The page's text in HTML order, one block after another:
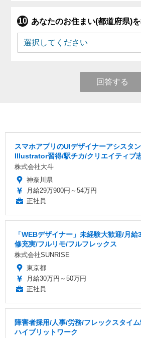
あなたのお住まい(都道府県)
回答する
スマホアプリのUIデザイナーアシスタ
Illustrator習得/駅チカ/クリエイティブ
株式会社大斗
神奈川県
月給29万900円～54万円
正社員
「WEBデザイナー」未経験大歓迎/月
修充実/フルリモ/フルフレックス
株式会社SUNRISE
東京都
月給30万円～50万円
正社員
障害者採用/人事/労務/フレックスタイ
ハイブリットワーク